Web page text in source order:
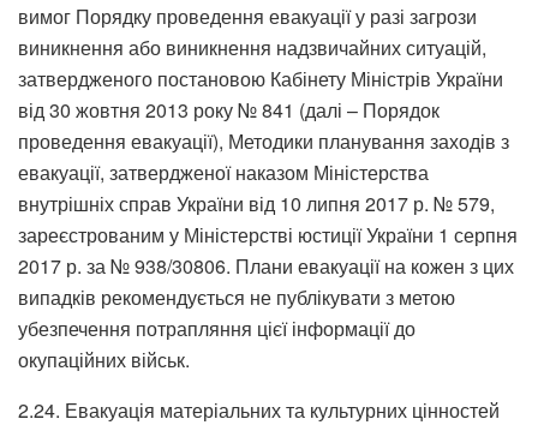
вимог Порядку проведення евакуації у разі загрози
виникнення або виникнення надзвичайних ситуацій,
затвердженого постановою Кабінету Міністрів України
від 30 жовтня 2013 року № 841 (далі – Порядок
проведення евакуації), Методики планування заходів з
евакуації, затвердженої наказом Міністерства
внутрішніх справ України від 10 липня 2017 р. № 579,
зареєстрованим у Міністерстві юстиції України 1 серпня
2017 р. за № 938/30806. Плани евакуації на кожен з цих
випадків рекомендується не публікувати з метою
убезпечення потрапляння цієї інформації до
окупаційних військ.
2.24. Евакуація матеріальних та культурних цінностей